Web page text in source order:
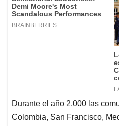
Durante el año 2.000 las
Colombia, San Francisco,